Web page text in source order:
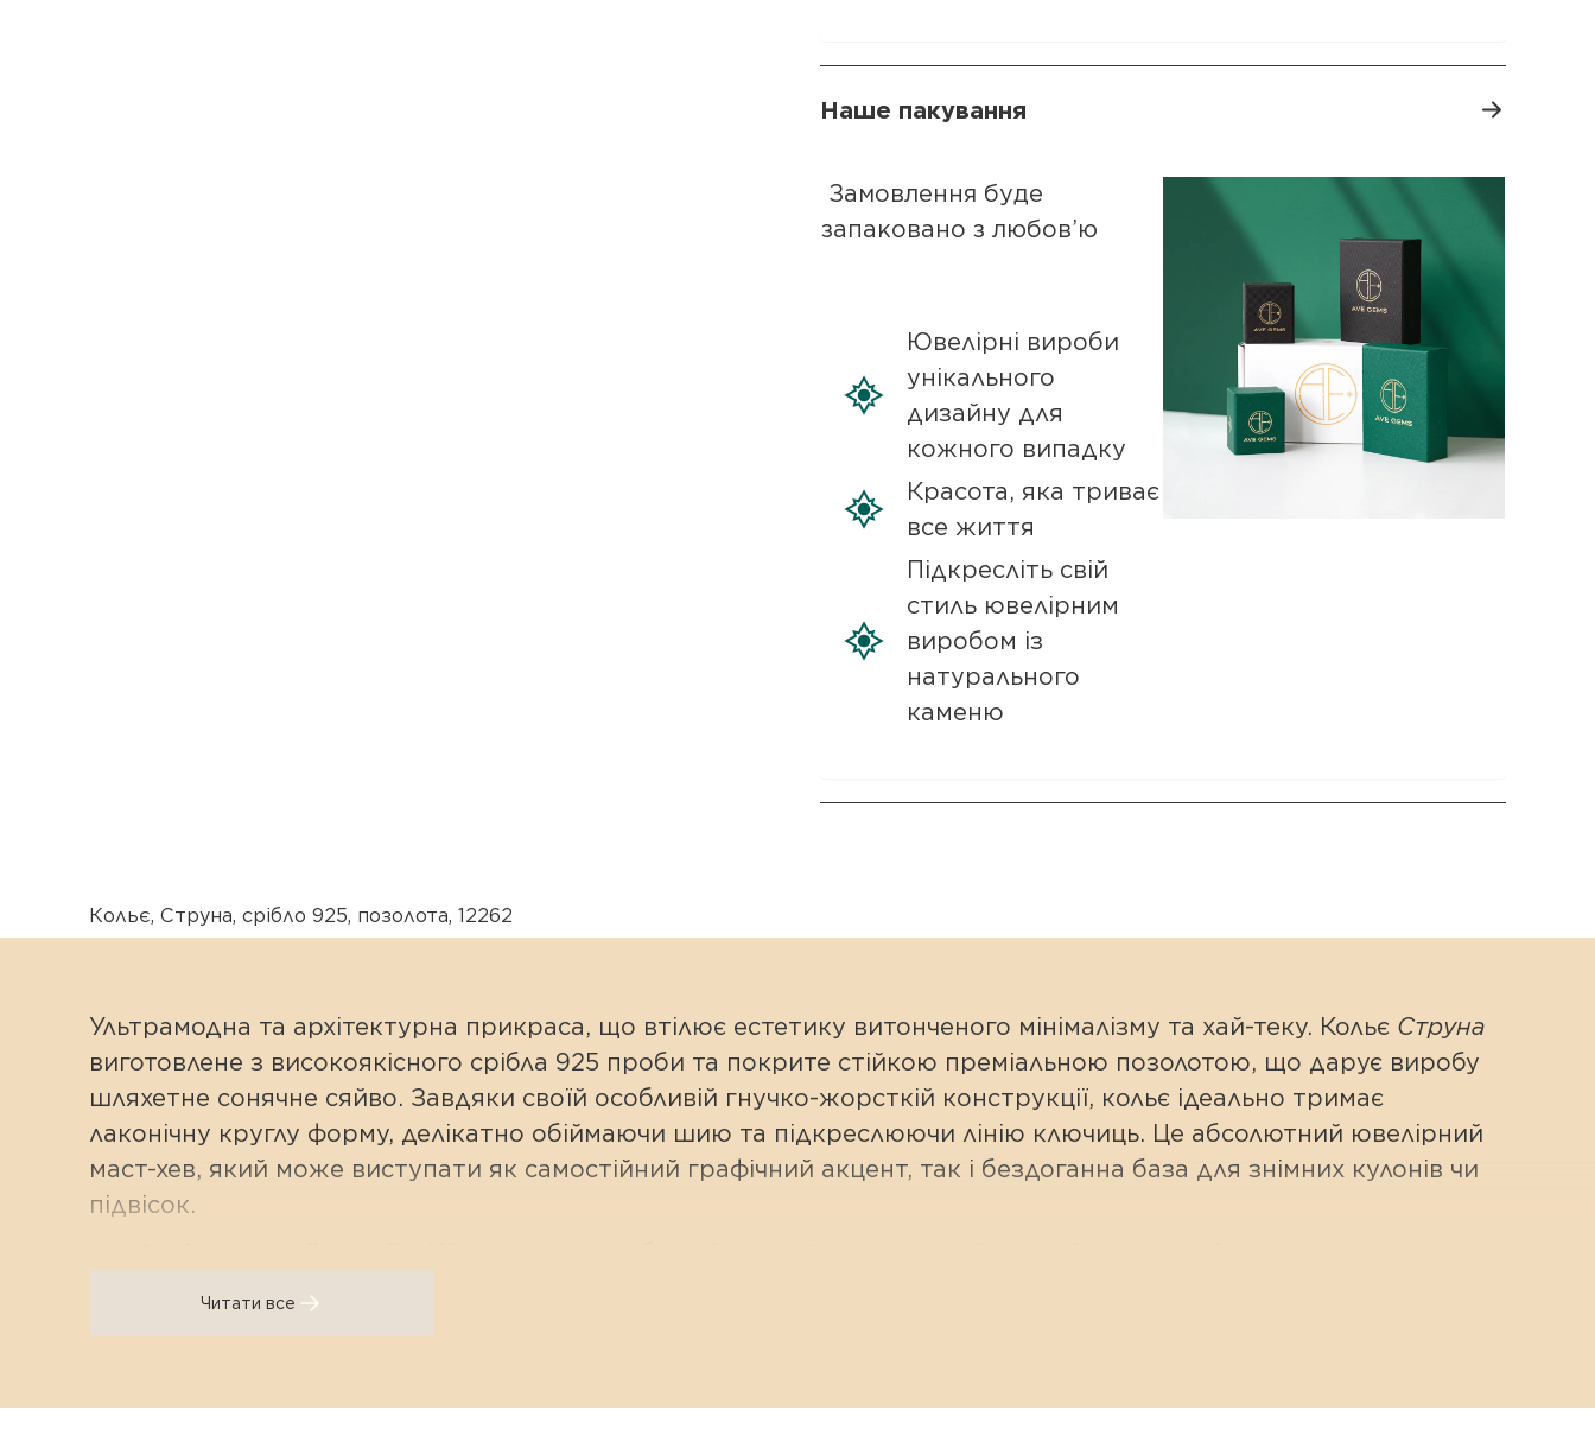
Наше пакування
Замовлення буде
запаковано з любов’ю
Ювелірні вироби
унікального
дизайну для
кожного випадку
Красота, яка триває
все життя
Підкресліть свій
стиль ювелірним
виробом із
натурального
каменю
Кольє, Струна, срібло 925, позолота, 12262
Ультрамодна та архітектурна прикраса, що втілює естетику витонченого мінімалізму та хай-теку. Кольє Струна
виготовлене з високоякісного срібла 925 проби та покрите стійкою преміальною позолотою, що дарує виробу
шляхетне сонячне сяйво. Завдяки своїй особливій гнучко-жорсткій конструкції, кольє ідеально тримає
лаконічну круглу форму, делікатно обіймаючи шию та підкреслюючи лінію ключиць. Це абсолютний ювелірний
маст-хев, який може виступати як самостійний графічний акцент, так і бездоганна база для знімних кулонів чи
підвісок.
улюблені підвіски, акцентні перли чи великі натуральні камені, щоразу створюючи нову ексклюзивну
Читати все